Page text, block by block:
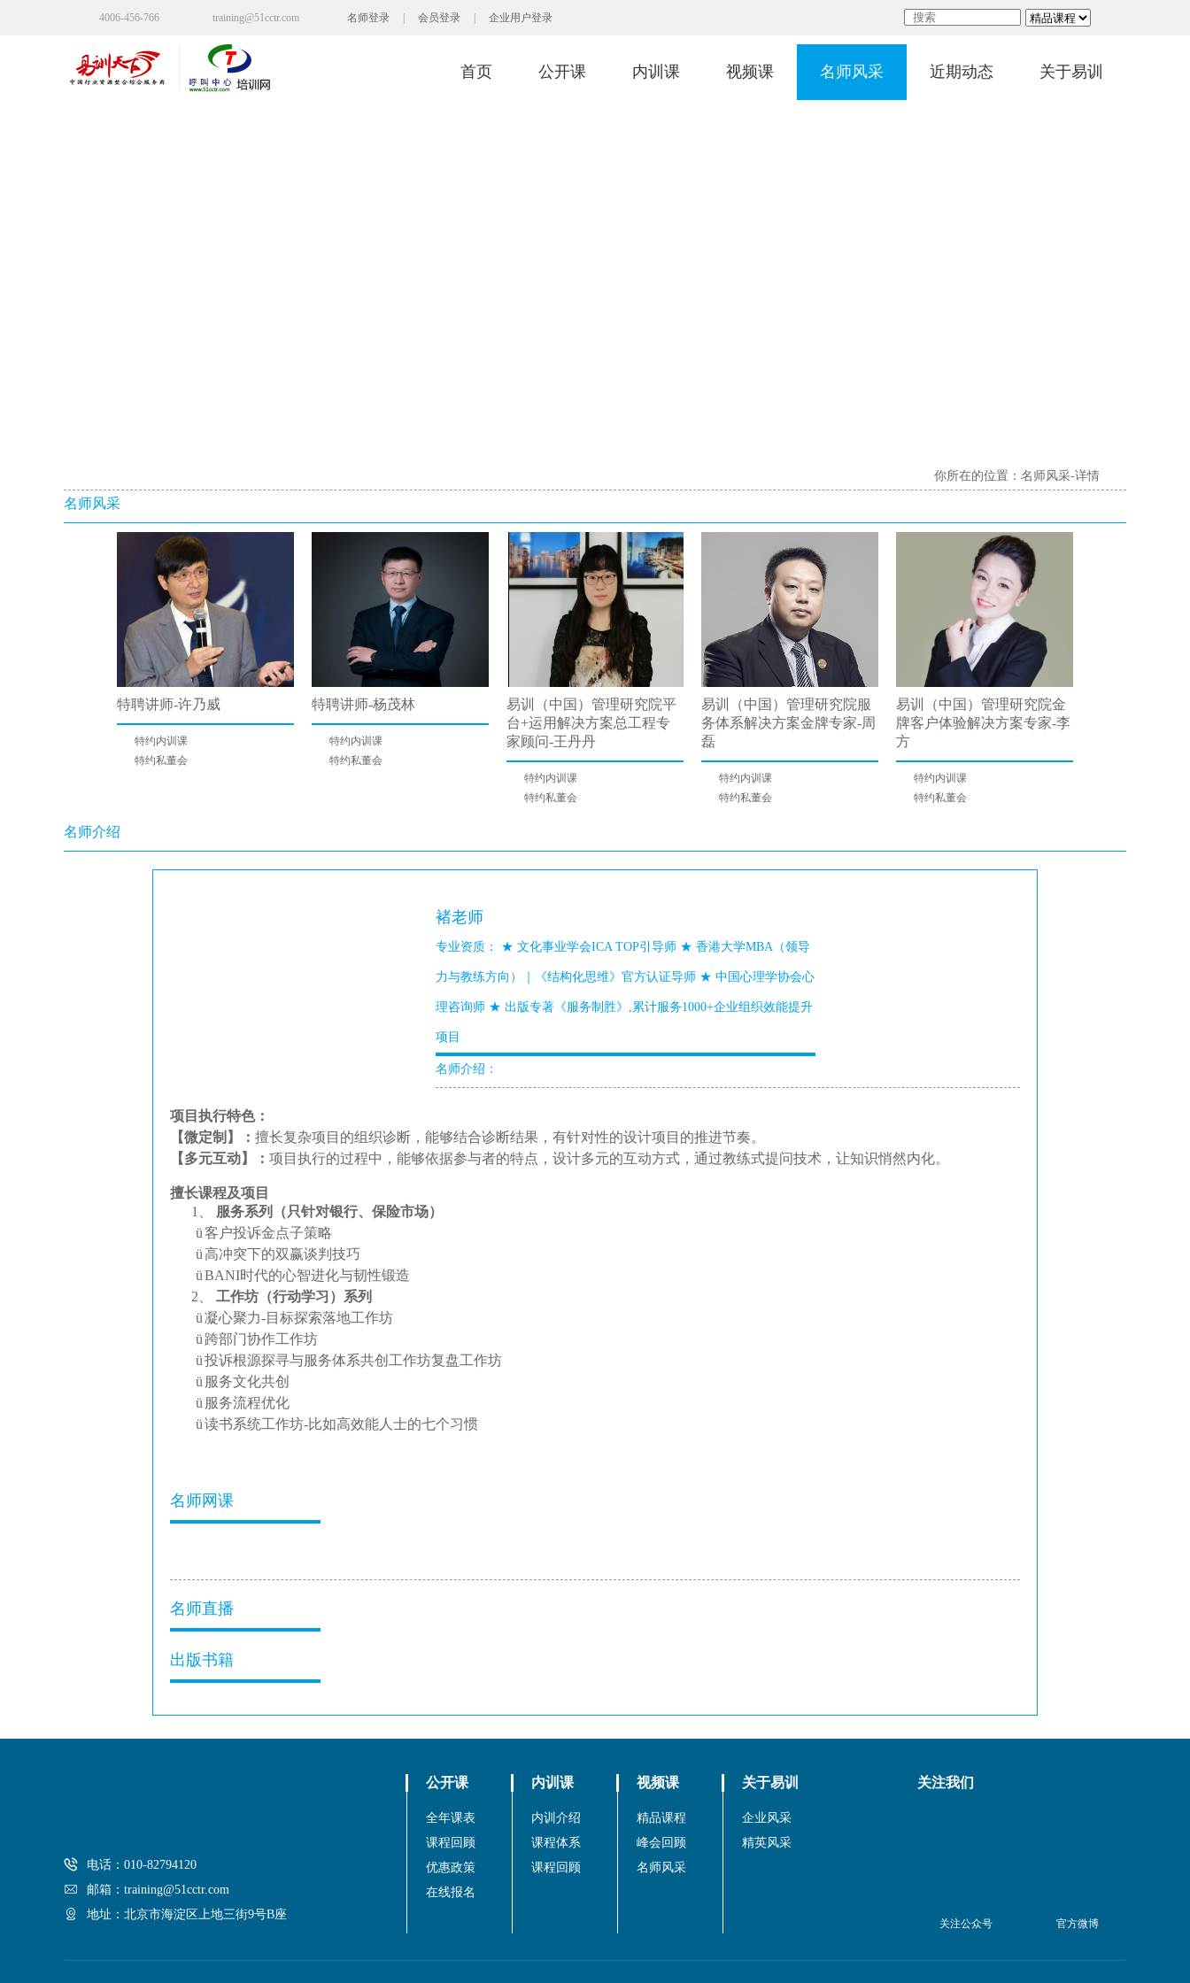
4006-456-766 training@51cctr.com 名师登录 会员登录 企业用户登录
首页 公开课 内训课 视频课 名师风采 近期动态 关于易训
你所在的位置：名师风采-详情
名师风采
特聘讲师-许乃威
特约内训课
特约私董会
特聘讲师-杨茂林
特约内训课
特约私董会
易训（中国）管理研究院平
台+运用解决方案总工程专
家顾问-王丹丹
特约内训课
特约私董会
易训（中国）管理研究院服
务体系解决方案金牌专家-周
磊
特约内训课
特约私董会
易训（中国）管理研究院金
牌客户体验解决方案专家-李
方
特约内训课
特约私董会
名师介绍
褚老师
专业资质： ★ 文化事业学会ICA TOP引导师 ★ 香港大学MBA（领导
力与教练方向）｜《结构化思维》官方认证导师 ★ 中国心理学协会心
理咨询师 ★ 出版专著《服务制胜》,累计服务1000+企业组织效能提升
项目
名师介绍：
项目执行特色：
【微定制】： 擅长复杂项目的组织诊断，能够结合诊断结果，有针对性的设计项目的推进节奏。
【多元互动】： 项目执行的过程中，能够依据参与者的特点，设计多元的互动方式，通过教练式提问技术，让知识悄然内化。
擅长课程及项目
1、
服务系列
（只针对银行、保险市场）
ü客户投诉金点子策略
ü高冲突下的双赢谈判技巧
üBANI时代的心智进化与韧性锻造
2、 工作坊（行动学习）系列
ü凝心聚力-目标探索落地工作坊
ü 跨部门协作工作坊
ü投诉根源探寻与服务体系共创工作坊复盘工作坊
ü 服务文化共创
ü 服务流程优化
ü读书系统工作坊-比如高效能人士的七个习惯
名师网课
名师直播
出版书籍
电话：010-82794120
邮箱：training@51cctr.com
地址：北京市海淀区上地三街9号B座
公开课
全年课表
课程回顾
优惠政策
在线报名
内训课
内训介绍
课程体系
课程回顾
视频课
精品课程
峰会回顾
名师风采
关于易训
企业风采
精英风采
关注我们
关注公众号 官方微博